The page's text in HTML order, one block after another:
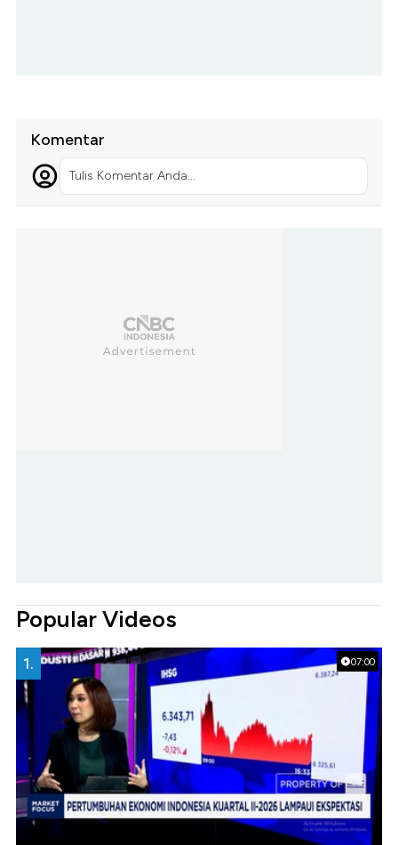
Komentar
Tulis Komentar Anda...
Popular Videos
07:00
1.